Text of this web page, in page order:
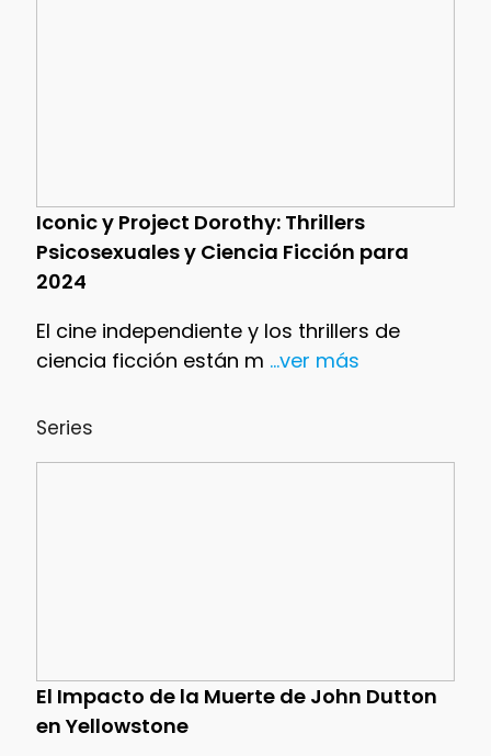
Iconic y Project Dorothy: Thrillers
Psicosexuales y Ciencia Ficción para
2024
El cine independiente y los thrillers de
ciencia ficción están m ...ver más
Series
El Impacto de la Muerte de John Dutton
en Yellowstone